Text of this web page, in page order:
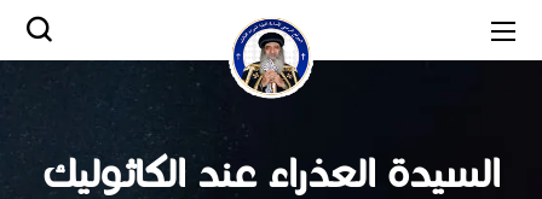
السيدة العذراء عند الكاثوليك